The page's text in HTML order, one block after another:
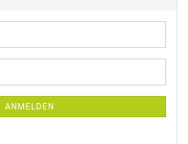
ANMELDEN